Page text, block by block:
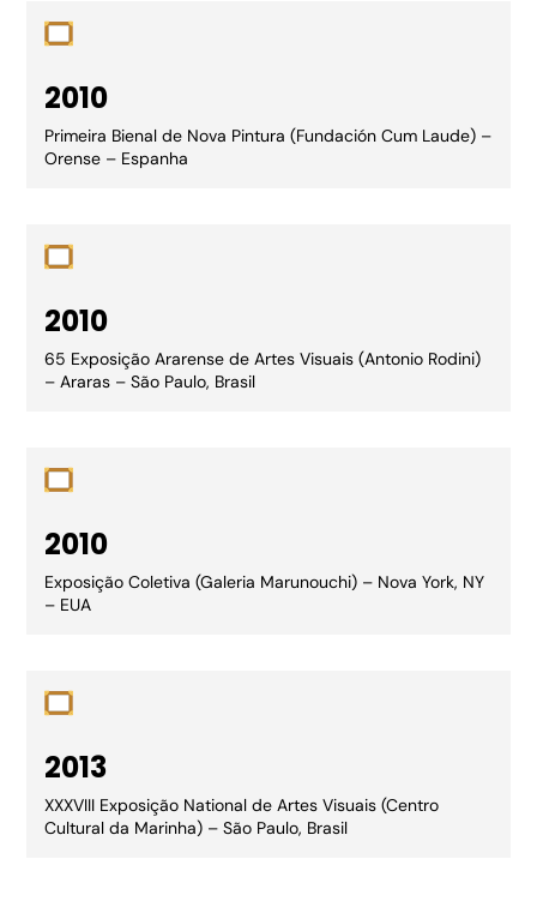
2010
Primeira Bienal de Nova Pintura (Fundación Cum Laude) –
Orense – Espanha
2010
65 Exposição Ararense de Artes Visuais (Antonio Rodini)
– Araras – São Paulo, Brasil
2010
Exposição Coletiva (Galeria Marunouchi) – Nova York, NY
– EUA
2013
XXXVIII Exposição National de Artes Visuais (Centro
Cultural da Marinha) – São Paulo, Brasil